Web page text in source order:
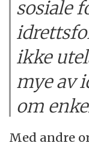
sosiale
ikke
mye av
om
Med andre